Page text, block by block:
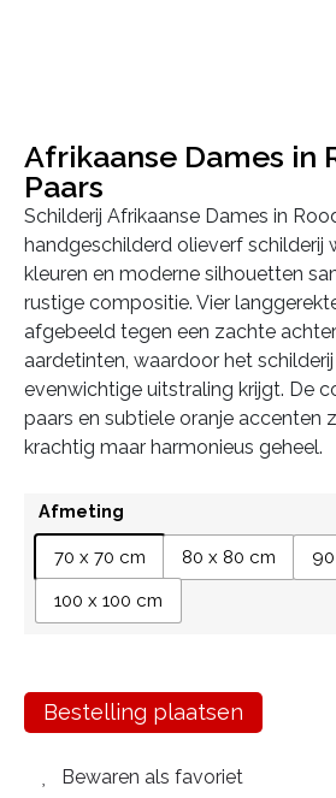
Afrikaanse Dames in
Paars
Schilderij Afrikaanse Dames in
handgeschilderd olieverf schilderij
kleuren en moderne silhouetten
rustige compositie. Vier
afgebeeld tegen een zachte
aardetinten, waardoor het
evenwichtige uitstraling krijgt. De
paars en subtiele oranje accenten
krachtig maar harmonieus geheel.
Afmeting
70 x 70 cm 80 x 80 cm
100 x 100 cm
Bestelling plaatsen
Bewaren als favoriet